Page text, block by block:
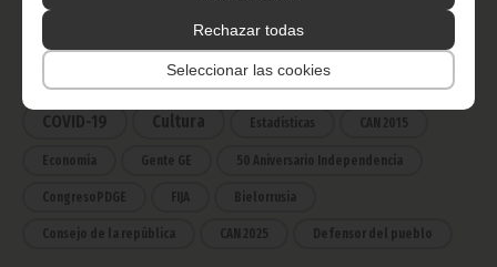
Rechazar todas
Seleccionar las cookies
Gobierno
Presidencia
África
Deportes Vicepresidencia
COVID-19 Cultura Estadísticas CAN 2015
Economía Gente GE 50 Aniversario Independencia
CongresoPDGE FIJA Bielorrusia
Consejo de la república CAN 2025 Defensor del pueblo